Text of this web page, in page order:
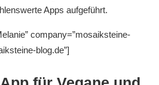
Apps aufgeführt.
company=”mosaiksteine-
blog.de”]